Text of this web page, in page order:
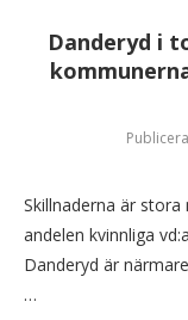
Danderyd i
Skillnaderna är
andelen kvinnliga
Danderyd är
…